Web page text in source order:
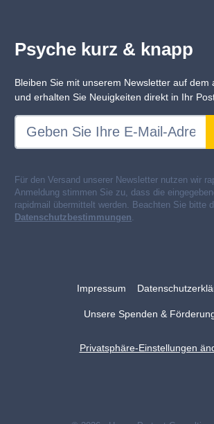
Psyche kurz & knapp
Bleiben Sie mit unserem Newsletter auf dem
und erhalten Sie Neuigkeiten direkt in Ihr
Für den Versand unserer Newsletter nutzen wir
Anmeldung stimmen Sie zu, dass die
rapidmail übermittelt werden. Beachten Sie bitte
Datenschutzbestimmungen.
Impressum
Unsere Spenden &
Privatsphäre-Einstellungen